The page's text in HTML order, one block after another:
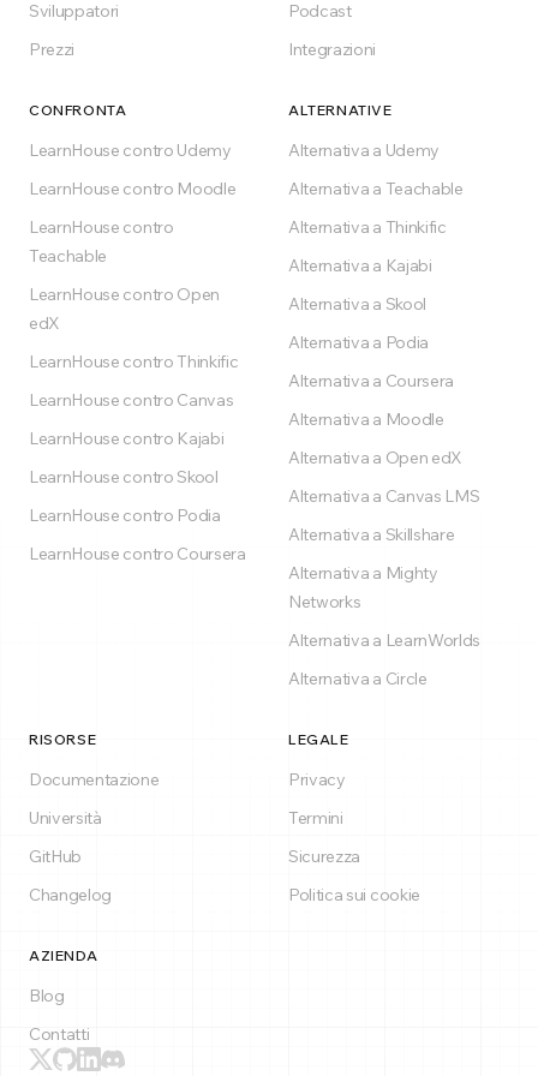
Sviluppatori
Prezzi
Podcast
Integrazioni
CONFRONTA
LearnHouse contro Udemy
LearnHouse contro Moodle
LearnHouse contro
Teachable
LearnHouse contro Open
edX
LearnHouse contro Thinkific
LearnHouse contro Canvas
LearnHouse contro Kajabi
LearnHouse contro Skool
LearnHouse contro Podia
LearnHouse contro Coursera
ALTERNATIVE
Alternativa a Udemy
Alternativa a Teachable
Alternativa a Thinkific
Alternativa a Kajabi
Alternativa a Skool
Alternativa a Podia
Alternativa a Coursera
Alternativa a Moodle
Alternativa a Open edX
Alternativa a Canvas LMS
Alternativa a Skillshare
Alternativa a Mighty
Networks
Alternativa a LearnWorlds
Alternativa a Circle
RISORSE
Documentazione
Università
GitHub
Changelog
LEGALE
Privacy
Termini
Sicurezza
Politica sui cookie
AZIENDA
Blog
Contatti